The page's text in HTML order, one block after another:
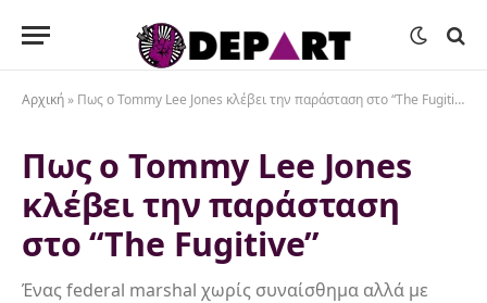
Αρχική » Πως ο Tommy Lee Jones κλέβει την παράσταση στο “The Fugitive”
Πως ο Tommy Lee Jones
κλέβει την παράσταση
στο “The Fugitive”
Ένας federal marshal χωρίς συναίσθημα αλλά με